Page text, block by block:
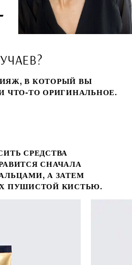
В КОТОРЫЙ ВЫ
ЧТО-ТО ОРИГИНАЛЬНОЕ.
СРЕДСТВА
СНАЧАЛА
А ЗАТЕМ
ПУШИСТОЙ КИСТЬЮ.